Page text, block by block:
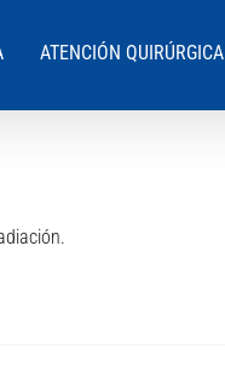
ATENCIÓN QUIRÚRGICA